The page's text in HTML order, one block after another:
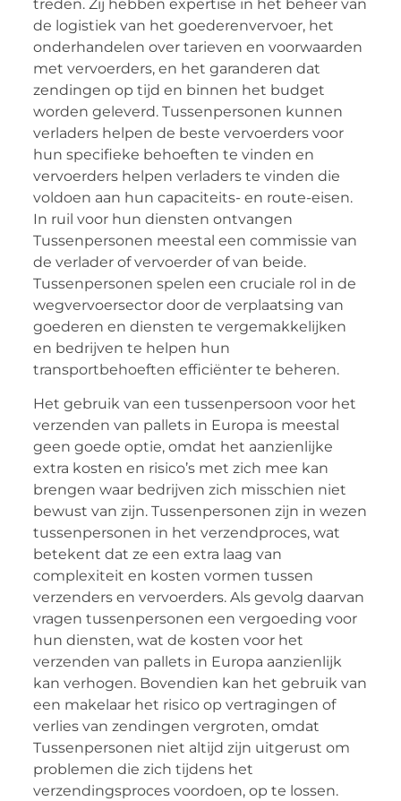
treden. Zij hebben expertise in het beheer van
de logistiek van het goederenvervoer, het
onderhandelen over tarieven en voorwaarden
met vervoerders, en het garanderen dat
zendingen op tijd en binnen het budget
worden geleverd. Tussenpersonen kunnen
verladers helpen de beste vervoerders voor
hun specifieke behoeften te vinden en
vervoerders helpen verladers te vinden die
voldoen aan hun capaciteits- en route-eisen.
In ruil voor hun diensten ontvangen
Tussenpersonen meestal een commissie van
de verlader of vervoerder of van beide.
Tussenpersonen spelen een cruciale rol in de
wegvervoersector door de verplaatsing van
goederen en diensten te vergemakkelijken
en bedrijven te helpen hun
transportbehoeften efficiënter te beheren.
Het gebruik van een tussenpersoon voor het
verzenden van pallets in Europa is meestal
geen goede optie, omdat het aanzienlijke
extra kosten en risico’s met zich mee kan
brengen waar bedrijven zich misschien niet
bewust van zijn. Tussenpersonen zijn in wezen
tussenpersonen in het verzendproces, wat
betekent dat ze een extra laag van
complexiteit en kosten vormen tussen
verzenders en vervoerders. Als gevolg daarvan
vragen tussenpersonen een vergoeding voor
hun diensten, wat de kosten voor het
verzenden van pallets in Europa aanzienlijk
kan verhogen. Bovendien kan het gebruik van
een makelaar het risico op vertragingen of
verlies van zendingen vergroten, omdat
Tussenpersonen niet altijd zijn uitgerust om
problemen die zich tijdens het
verzendingsproces voordoen, op te lossen.